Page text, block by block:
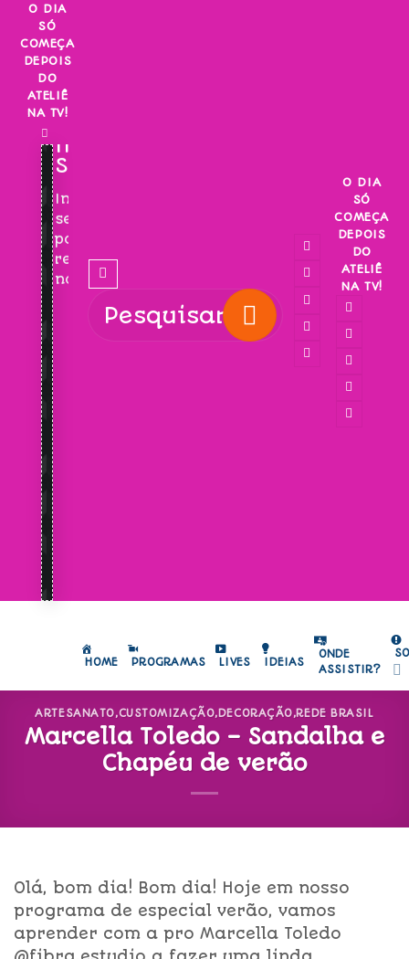
Skip
content
O DIA
SÓ
COMEÇA
DEPOIS
DO
ATELIÊ
NA TV!
INSCREVA-
SE!
Inscreva-
se
para
receber
novidades!
O DIA
SÓ
COMEÇA
DEPOIS
DO
ATELIÊ
NA TV!
HOME PROGRAMAS LIVES IDEIAS
ONDE
ASSISTIR?
ARTESANATO,CUSTOMIZAÇÃO,DECORAÇÃO,REDE BRASIL
Marcella Toledo – Sandalha e
Chapéu de verão
Olá, bom dia! Bom dia! Hoje em nosso
programa de especial verão, vamos
aprender com a pro Marcella Toledo